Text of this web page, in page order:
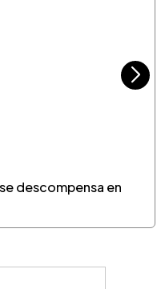
descompensa en